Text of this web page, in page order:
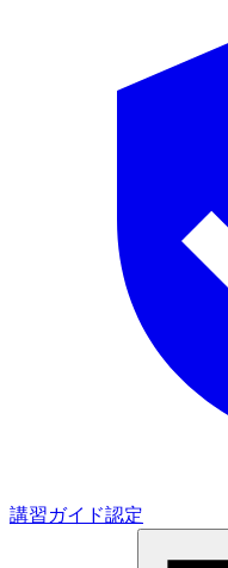
講習ガイド認定